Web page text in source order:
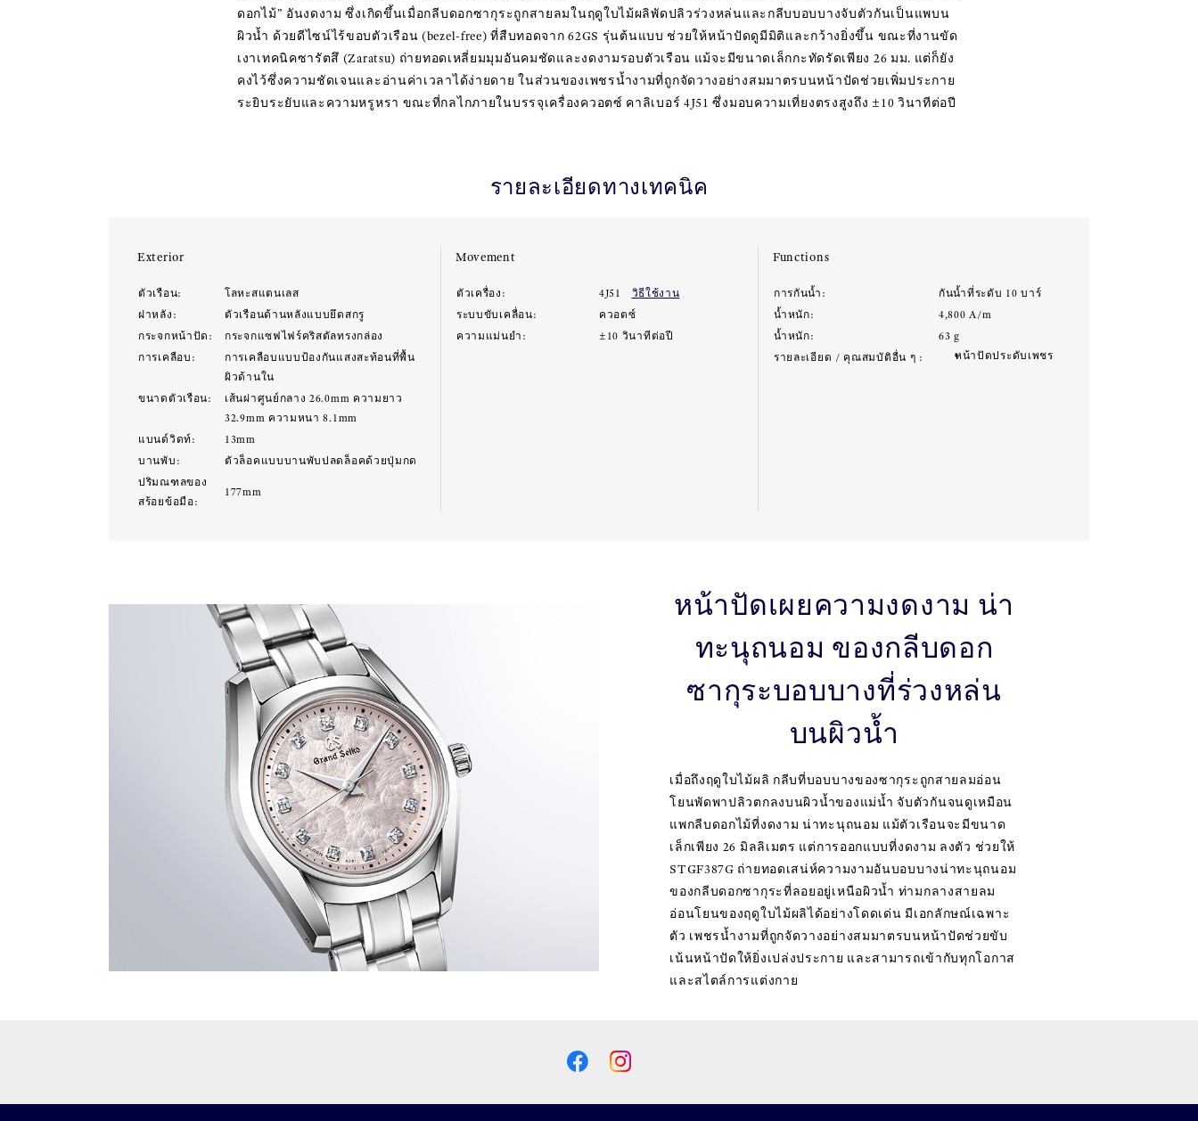
ดอกไม้” อันงดงาม ซึ่งเกิดขึ้นเมื่อกลีบดอกซากุระถูกสายลมในฤดูใบไม้ผลิพัดปลิวร่วงหล่นและกลีบบอบบางจับตัวกันเป็นแพบน
ผิวน้ำ ด้วยดีไซน์ไร้ขอบตัวเรือน (bezel-free) ที่สืบทอดจาก 62GS รุ่นต้นแบบ ช่วยให้หน้าปัดดูมีมิติและกว้างยิ่งขึ้น ขณะที่งานขัด
เงาเทคนิคซารัตสึ (Zaratsu) ถ่ายทอดเหลี่ยมมุมอันคมชัดและงดงามรอบตัวเรือน แม้จะมีขนาดเล็กกะทัดรัดเพียง 26 มม. แต่ก็ยัง
คงไว้ซึ่งความชัดเจนและอ่านค่าเวลาได้ง่ายดาย ในส่วนของเพชรน้ำงามที่ถูกจัดวางอย่างสมมาตรบนหน้าปัดช่วยเพิ่มประกาย
ระยิบระยับและความหรูหรา ขณะที่กลไกภายในบรรจุเครื่องควอตซ์ คาลิเบอร์ 4J51 ซึ่งมอบความเที่ยงตรงสูงถึง ±10 วินาทีต่อปี
รายละเอียดทางเทคนิค
Exterior
ตัวเรือน:
โลหะสแตนเลส
ฝาหลัง:
ตัวเรือนด้านหลังแบบยึดสกรู
กระจกหน้าปัด:
กระจกแซฟไฟร์คริสตัลทรงกล่อง
การเคลือบ:
การเคลือบแบบป้องกันแสงสะท้อนที่พื้น
ผิวด้านใน
ขนาดตัวเรือน:
เส้นผ่าศูนย์กลาง 26.0mm ความยาว
32.9mm ความหนา 8.1mm
แบนด์วิดท์:
13mm
บานพับ:
ตัวล็อคแบบบานพับปลดล็อคด้วยปุ่มกด
ปริมณฑลของ
สร้อยข้อมือ:
177mm
Movement
ตัวเครื่อง: 4J51
วิธีใช้งาน
ระบบขับเคลื่อน:
ควอตซ์
ความแม่นยำ:
±10 วินาทีต่อปี
Functions
การกันน้ำ:
กันน้ำที่ระดับ 10 บาร์
น้ำหนัก:
4,800 A/m
น้ำหนัก:
63 g
รายละเอียด / คุณสมบัติอื่น ๆ :
หน้าปัดประดับเพชร
หน้าปัดเผยความงดงาม น่า
ทะนุถนอม ของกลีบดอก
ซากุระบอบบางที่ร่วงหล่น
บนผิวน้ำ
เมื่อถึงฤดูใบไม้ผลิ กลีบที่บอบบางของซากุระถูกสายลมอ่อน
โยนพัดพาปลิวตกลงบนผิวน้ำของแม่น้ำ จับตัวกันจนดูเหมือน
แพกลีบดอกไม้ที่งดงาม น่าทะนุถนอม แม้ตัวเรือนจะมีขนาด
เล็กเพียง 26 มิลลิเมตร แต่การออกแบบที่งดงาม ลงตัว ช่วยให้
STGF387G ถ่ายทอดเสน่ห์ความงามอันบอบบางน่าทะนุถนอม
ของกลีบดอกซากุระที่ลอยอยู่เหนือผิวน้ำ ท่ามกลางสายลม
อ่อนโยนของฤดูใบไม้ผลิได้อย่างโดดเด่น มีเอกลักษณ์เฉพาะ
ตัว เพชรน้ำงามที่ถูกจัดวางอย่างสมมาตรบนหน้าปัดช่วยขับ
เน้นหน้าปัดให้ยิ่งเปล่งประกาย และสามารถเข้ากับทุกโอกาส
และสไตล์การแต่งกาย